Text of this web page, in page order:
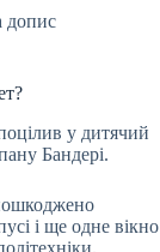
допис
у дитячий
Бандері.
і ще одне вікно